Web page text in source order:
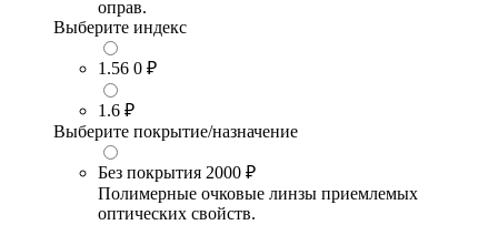
оправ.
Выберите индекс
1.56 0 ₽
1.6 ₽
Выберите покрытие/назначение
Без покрытия 2000 ₽
Полимерные очковые линзы приемлемых
оптических свойств.